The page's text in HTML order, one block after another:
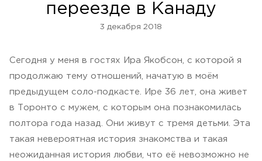
переезде в Канаду
3 декабря 2018
Сегодня у меня в гостях Ира Якобсон, с которой я
продолжаю тему отношений, начатую в моём
предыдущем соло-подкасте. Ире 36 лет, она живет
в Торонто с мужем, с которым она познакомилась
полтора года назад. Они живут с тремя детьми. Эта
такая невероятная история знакомства и такая
неожиданная история любви, что её невозможно не